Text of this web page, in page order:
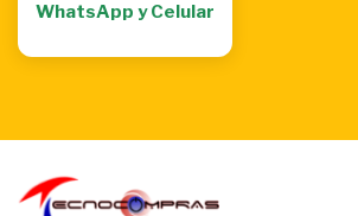
WhatsApp y Celular